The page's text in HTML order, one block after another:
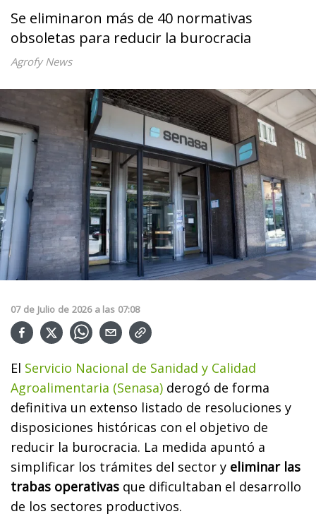
Se eliminaron más de 40 normativas
obsoletas para reducir la burocracia
Agrofy News
07 de Julio de 2026 a las 07:08
El Servicio Nacional de Sanidad y Calidad
Agroalimentaria (Senasa) derogó de forma
definitiva un extenso listado de resoluciones y
disposiciones históricas con el objetivo de
reducir la burocracia. La medida apuntó a
simplificar los trámites del sector y eliminar las
trabas operativas que dificultaban el desarrollo
de los sectores productivos.